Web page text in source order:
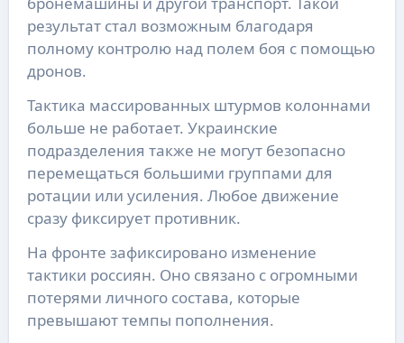
результат стал возможным благодаря
полному контролю над полем боя с помощью
дронов.
Тактика массированных штурмов колоннами
больше не работает. Украинские
подразделения также не могут безопасно
перемещаться большими группами для
ротации или усиления. Любое движение
сразу фиксирует противник.
На фронте зафиксировано изменение
тактики россиян. Оно связано с огромными
потерями личного состава, которые
превышают темпы пополнения.